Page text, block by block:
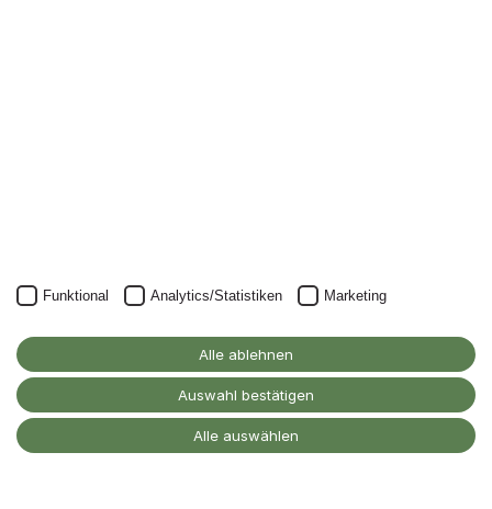
Alanus Hochschule
für Kunst und Gesellschaft
D-53347 Alfter
Kontakt
Barrierefreiheitserklärung
Funktional Analytics/Statistiken Marketing
Alle ablehnen
Auswahl bestätigen
Alle auswählen